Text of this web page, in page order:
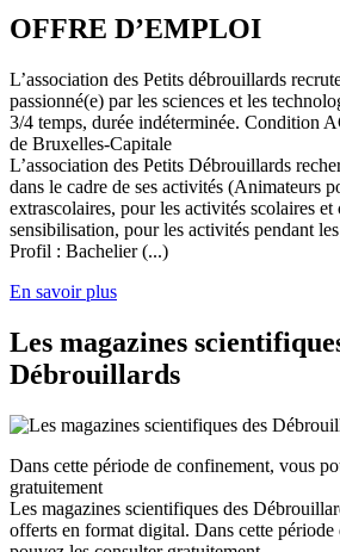
OFFRE D’EMPLOI
L’association des Petits débrouillards
passionné(e) par les sciences et les
3/4 temps, durée indéterminée. Condition
de Bruxelles-Capitale
L’association des Petits Débrouillards
dans le cadre de ses activités (Animateurs
extrascolaires, pour les activités scolaires et
sensibilisation, pour les activités pendant
Profil : Bachelier (...)
En savoir plus
Les magazines
Débrouillards
Dans cette période de confinement, vous
gratuitement
Les magazines scientifiques des
offerts en format digital. Dans cette